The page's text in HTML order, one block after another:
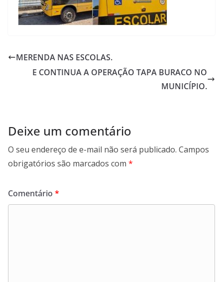
MERENDA NAS ESCOLAS.
E CONTINUA A OPERAÇÃO TAPA BURACO NO
MUNICÍPIO.
Deixe um comentário
O seu endereço de e-mail não será publicado. Campos
obrigatórios são marcados com *
Comentário *